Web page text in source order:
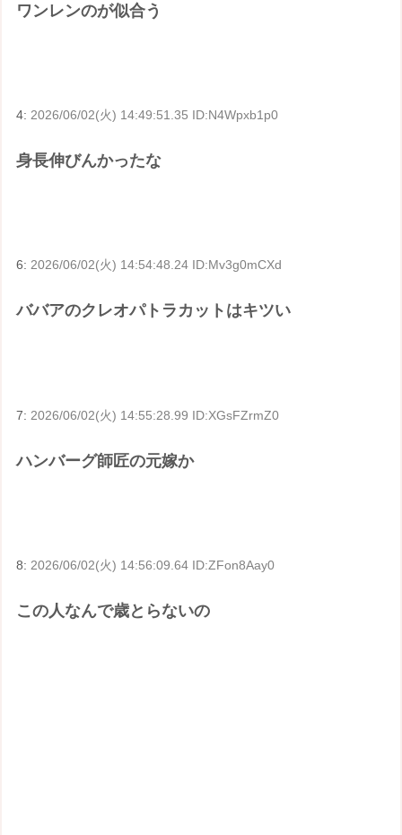
ワンレンのが似合う
4: 2026/06/02(火) 14:49:51.35 ID:N4Wpxb1p0
身長伸びんかったな
6:2026/06/02(火) 14:54:48.24 ID:Mv3g0mCXd
ババアのクレオパトラカットはキツい
7: 2026/06/02(火) 14:55:28.99 ID:XGsFZrmZ0
ハンバーグ師匠の元嫁か
8: 2026/06/02(火) 14:56:09.64 ID:ZFon8Aay0
この人なんで歳とらないの